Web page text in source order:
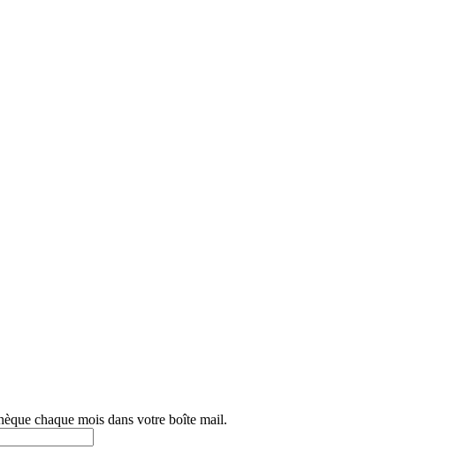
chaque mois dans votre boîte mail.